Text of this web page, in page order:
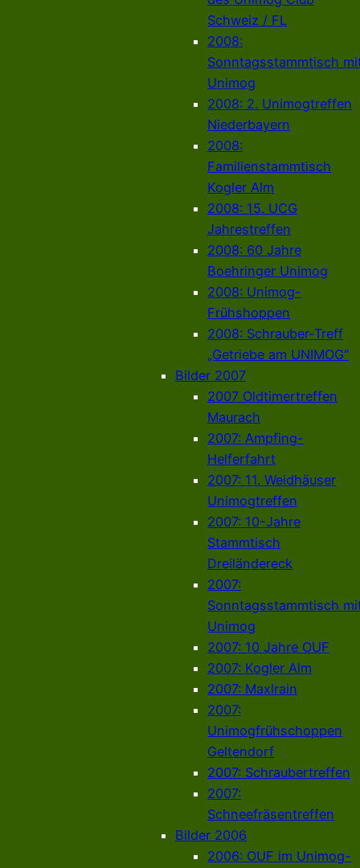
Schweiz / FL
2008:
Sonntagsstammtisch
Unimog
2008: 2. Unimogtreffen
Niederbayern
2008:
Familienstammtisch
Kogler Alm
2008: 15. UCG
Jahrestreffen
2008: 60 Jahre
Boehringer Unimog
2008: Unimog-
Frühshoppen
2008: Schrauber-Treff
„Getriebe am UNIMOG“
Bilder 2007
2007 Oldtimertreffen
Maurach
2007: Ampfing-
Helferfahrt
2007: 11. Weidhäuser
Unimogtreffen
2007: 10-Jahre
Stammtisch
Dreiländereck
2007:
Sonntagsstammtisch
Unimog
2007: 10 Jahre OUF
2007: Kogler Alm
2007: Maxlrain
2007:
Unimogfrühschoppen
Geltendorf
2007: Schraubertreffen
2007:
Schneefräsentreffen
Bilder 2006
2006: OUF im Unimog-